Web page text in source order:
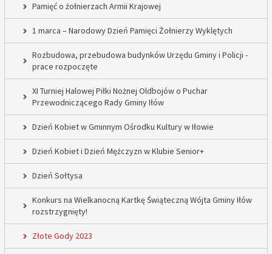
Pamięć o żołnierzach Armii Krajowej
1 marca – Narodowy Dzień Pamięci Żołnierzy Wyklętych
Rozbudowa, przebudowa budynków Urzędu Gminy i Policji -
prace rozpoczęte
XI Turniej Halowej Piłki Nożnej Oldbojów o Puchar
Przewodniczącego Rady Gminy Iłów
Dzień Kobiet w Gminnym Ośrodku Kultury w Iłowie
Dzień Kobiet i Dzień Mężczyzn w Klubie Senior+
Dzień Sołtysa
Konkurs na Wielkanocną Kartkę Świąteczną Wójta Gminy Iłów
rozstrzygnięty!
Złote Gody 2023